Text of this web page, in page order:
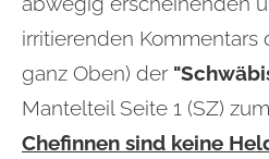
irritierenden Kommentars
ganz Oben) der
Mantelteil Seite 1 (SZ)
Chefinnen sind keine